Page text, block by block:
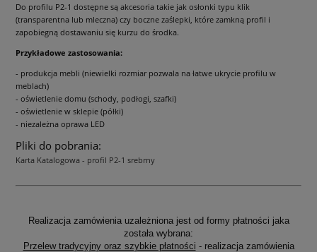
Do profilu P2-1 dostępne są akcesoria takie jak osłonki typu klik
(transparentna lub mleczna) czy boczne zaślepki, które zamkną profil i
zapobiegną dostawaniu się kurzu do środka.
Przykładowe zastosowania:
- produkcja mebli (niewielki rozmiar pozwala na łatwe ukrycie profilu w
meblach)
- oświetlenie domu (schody, podłogi, szafki)
- oświetlenie w sklepie (półki)
- niezależna oprawa LED
Pliki do pobrania:
Karta Katalogowa - profil P2-1 srebrny
Realizacja zamówienia uzależniona jest od formy płatności jaka
została wybrana:
Przelew tradycyjny oraz szybkie płatności - realizacja zamówienia